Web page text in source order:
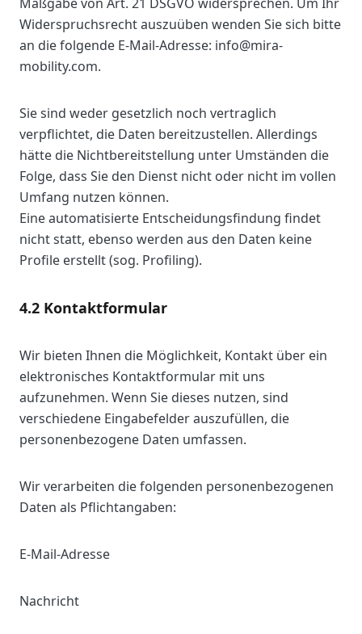
Widerspruchsrecht auszuüben wenden Sie sich bitte
an die folgende E-Mail-Adresse: info@mira-
mobility.com.
Sie sind weder gesetzlich noch vertraglich
verpflichtet, die Daten bereitzustellen. Allerdings
hätte die Nichtbereitstellung unter Umständen die
Folge, dass Sie den Dienst nicht oder nicht im vollen
Umfang nutzen können.
Eine automatisierte Entscheidungsfindung findet
nicht statt, ebenso werden aus den Daten keine
Profile erstellt (sog. Profiling).
4.2 Kontaktformular
Wir bieten Ihnen die Möglichkeit, Kontakt über ein
elektronisches Kontaktformular mit uns
aufzunehmen. Wenn Sie dieses nutzen, sind
verschiedene Eingabefelder auszufüllen, die
personenbezogene Daten umfassen.
Wir verarbeiten die folgenden personenbezogenen
Daten als Pflichtangaben:
E-Mail-Adresse
Nachricht